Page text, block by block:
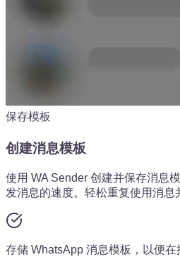
保存模板
创建消息模板
使用 WA Sender 创建并保存消息
发消息的速度。轻松重复使用消息
存储 WhatsApp 消息模板，以便